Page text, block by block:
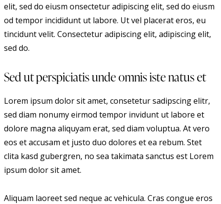
elit, sed do eiusm onsectetur adipiscing elit, sed do eiusm
od tempor incididunt ut labore. Ut vel placerat eros, eu
tincidunt velit. Consectetur adipiscing elit, adipiscing elit,
sed do.
Sed ut perspiciatis unde omnis iste natus et
Lorem ipsum dolor sit amet, consetetur sadipscing elitr,
sed diam nonumy eirmod tempor invidunt ut labore et
dolore magna aliquyam erat, sed diam voluptua. At vero
eos et accusam et justo duo dolores et ea rebum. Stet
clita kasd gubergren, no sea takimata sanctus est Lorem
ipsum dolor sit amet.
Aliquam laoreet sed neque ac vehicula. Cras congue eros